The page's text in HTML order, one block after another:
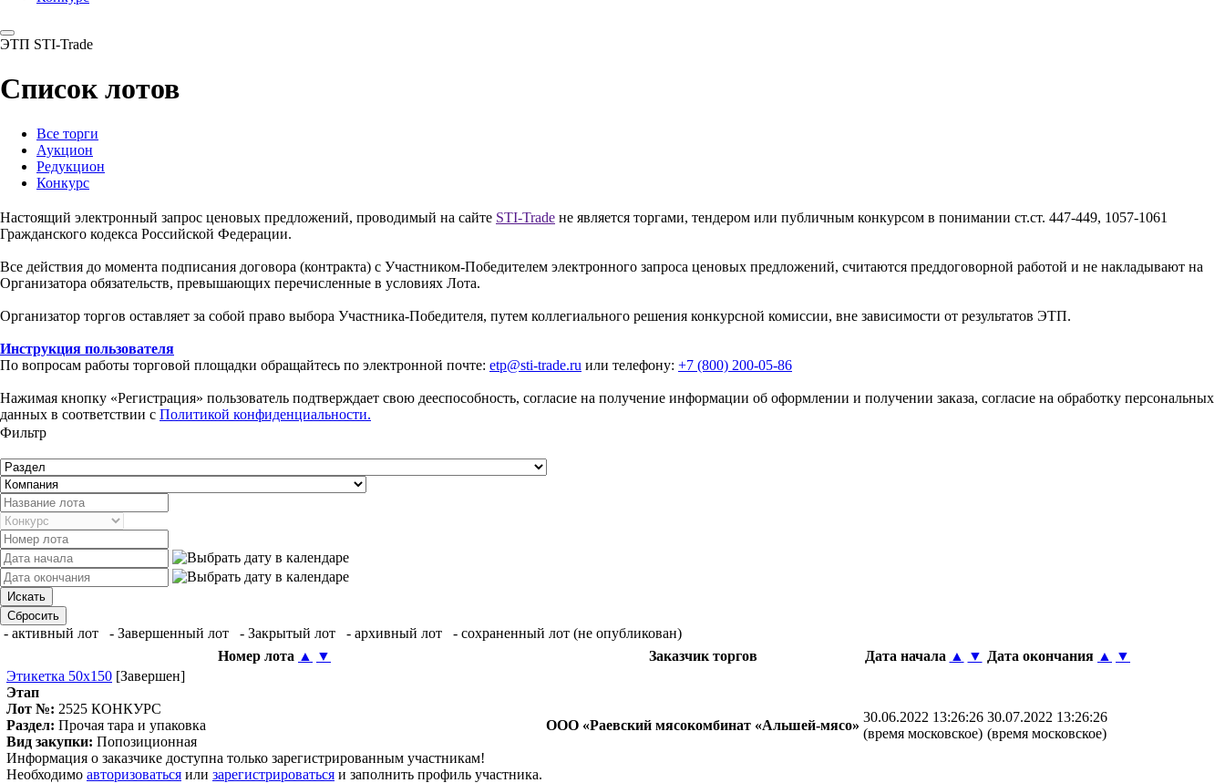
ЭТП STI-Trade
Список лотов
Все торги
Аукцион
Редукцион
Конкурс
Настоящий электронный запрос ценовых предложений, проводимый на сайте STI-Trade не является торгами, тендером или публичным конкурсом в понимании ст.ст. 447-449, 1057-1061
Гражданского кодекса Российской Федерации.
Все действия до момента подписания договора (контракта) с Участником-Победителем электронного запроса ценовых предложений, считаются преддоговорной работой и не накладывают на
Организатора обязательств, превышающих перечисленные в условиях Лота.
Организатор торгов оставляет за собой право выбора Участника-Победителя, путем коллегиального решения конкурсной комиссии, вне зависимости от результатов ЭТП.
Инструкция пользователя
По вопросам работы торговой площадки обращайтесь по электронной почте: etp@sti-trade.ru или телефону: +7 (800) 200-05-86
Нажимая кнопку «Регистрация» пользователь подтверждает свою дееспособность, согласие на получение информации об оформлении и получении заказа, согласие на обработку персональных
данных в соответствии с Политикой конфиденциальности.
Фильтр
- активный лот - Завершенный лот - Закрытый лот - архивный лот - сохраненный лот (не опубликован)
Номер лота ▲ ▼ Заказчик торгов Дата начала ▲ ▼ Дата окончания ▲
▼
Этикетка 50х150 [Завершен]
Этап
Лот №: 2525 КОНКУРС
Раздел: Прочая тара и упаковка
Вид закупки: Попозиционная
Информация о заказчике доступна только зарегистрированным участникам!
Необходимо авторизоваться или зарегистрироваться и заполнить профиль участника.
ООО «Раевский мясокомбинат «Альшей-мясо»
30.06.2022 13:26:26
(время московское)
30.07.2022 13:26:26
(время московское)